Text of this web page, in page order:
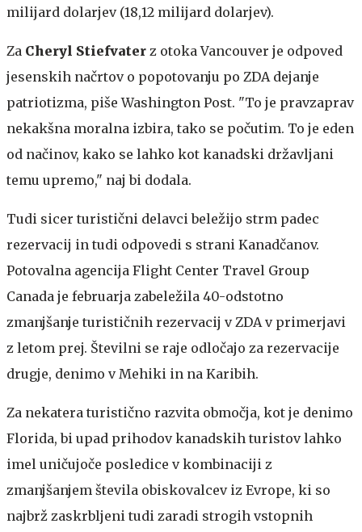
milijard dolarjev (18,12 milijard dolarjev).
Za Cheryl Stiefvater z otoka Vancouver je odpoved
jesenskih načrtov o popotovanju po ZDA dejanje
patriotizma, piše Washington Post. "To je pravzaprav
nekakšna moralna izbira, tako se počutim. To je eden
od načinov, kako se lahko kot kanadski državljani
temu upremo," naj bi dodala.
Tudi sicer turistični delavci beležijo strm padec
rezervacij in tudi odpovedi s strani Kanadčanov.
Potovalna agencija Flight Center Travel Group
Canada je februarja zabeležila 40-odstotno
zmanjšanje turističnih rezervacij v ZDA v primerjavi
z letom prej. Številni se raje odločajo za rezervacije
drugje, denimo v Mehiki in na Karibih.
Za nekatera turistično razvita območja, kot je denimo
Florida, bi upad prihodov kanadskih turistov lahko
imel uničujoče posledice v kombinaciji z
zmanjšanjem števila obiskovalcev iz Evrope, ki so
najbrž zaskrbljeni tudi zaradi strogih vstopnih